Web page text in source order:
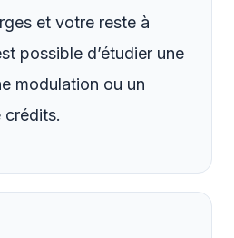
et votre reste à
possible d’étudier une
modulation ou un
crédits.